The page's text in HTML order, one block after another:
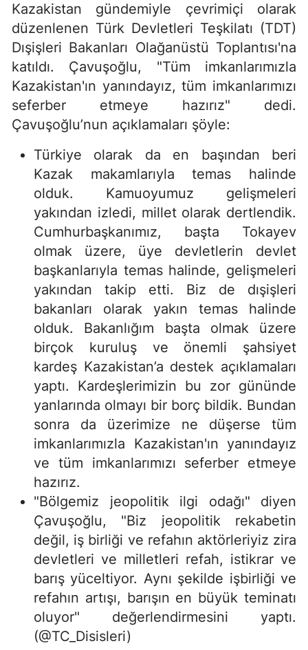
Kazakistan gündemiyle çevrimiçi olarak
düzenlenen Türk Devletleri Teşkilatı (TDT)
Dışişleri Bakanları Olağanüstü Toplantısı'na
katıldı. Çavuşoğlu, "Tüm imkanlarımızla
Kazakistan'ın yanındayız, tüm imkanlarımızı
seferber etmeye hazırız" dedi.
Çavuşoğlu’nun açıklamaları şöyle:
Türkiye olarak da en başından beri
Kazak makamlarıyla temas halinde
olduk. Kamuoyumuz gelişmeleri
yakından izledi, millet olarak dertlendik.
Cumhurbaşkanımız, başta Tokayev
olmak üzere, üye devletlerin devlet
başkanlarıyla temas halinde, gelişmeleri
yakından takip etti. Biz de dışişleri
bakanları olarak yakın temas halinde
olduk. Bakanlığım başta olmak üzere
birçok kuruluş ve önemli şahsiyet
kardeş Kazakistan’a destek açıklamaları
yaptı. Kardeşlerimizin bu zor gününde
yanlarında olmayı bir borç bildik. Bundan
sonra da üzerimize ne düşerse tüm
imkanlarımızla Kazakistan'ın yanındayız
ve tüm imkanlarımızı seferber etmeye
hazırız.
"Bölgemiz jeopolitik ilgi odağı" diyen
Çavuşoğlu, "Biz jeopolitik rekabetin
değil, iş birliği ve refahın aktörleriyiz zira
devletleri ve milletleri refah, istikrar ve
barış yüceltiyor. Aynı şekilde işbirliği ve
refahın artışı, barışın en büyük teminatı
oluyor" değerlendirmesini yaptı.
(@TC_Disisleri)